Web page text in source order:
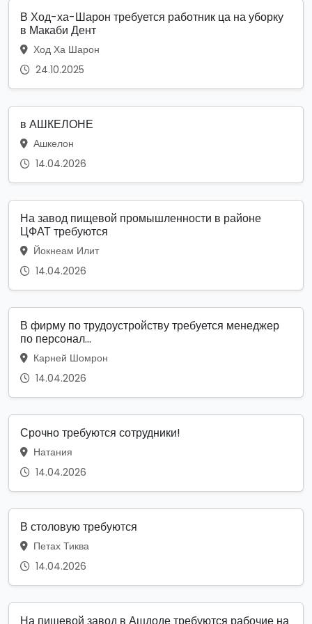
В Ход-ха-Шарон требуется работник ца на уборку
в Макаби Дент
Ход Ха Шарон
24.10.2025
в АШКЕЛОНЕ
Ашкелон
14.04.2026
На завод пищевой промышленности в районе
ЦФАТ требуются
Йокнеам Илит
14.04.2026
В фирму по трудоустройству требуется менеджер
по персонал...
Карней Шомрон
14.04.2026
Срочно требуются сотрудники!
Натания
14.04.2026
В столовую требуются
Петах Тиква
14.04.2026
На пищевой завод в Ашдоде требуются рабочие на